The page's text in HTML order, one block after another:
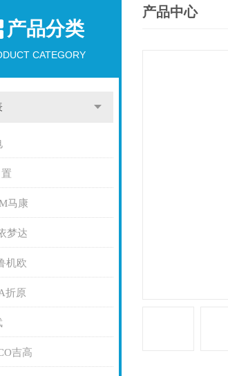
产品分类
CATEGORY
马康
梦达
机欧
折原
吉高
产品中心